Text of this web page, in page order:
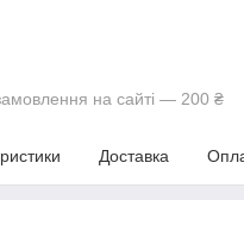
на сайті — 200 ₴
Доставка